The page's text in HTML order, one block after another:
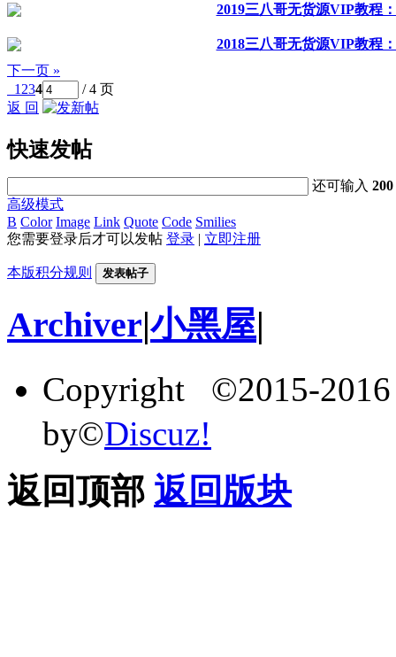
2019三八哥无货源VIP教程
2018三八哥无货源VIP教程
下一页 »
1 234
/ 4 页
返 回
快速发帖
还可输入200
高级模式
B Color Image Link Quote Code Smilies
您需要登录后才可以发帖 登录 | 立即注册
本版积分规则 发表帖子
Archiver|小黑屋|
Copyright ©2015-
by©Discuz!
返回顶部 返回版块